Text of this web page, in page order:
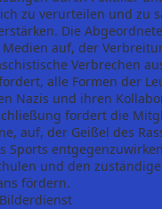
zu verurteilen und zu
Die
auf, der
Verbrechen
alle Formen der
Nazis und ihren
fordert die
auf, der Geißel des
Sports
und den
fördern.